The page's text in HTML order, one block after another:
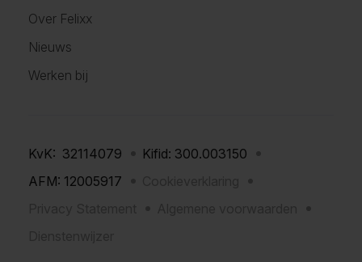
Over Felixx
Nieuws
Werken bij
KvK: 32114079
Kifid: 300.003150
AFM: 12005917